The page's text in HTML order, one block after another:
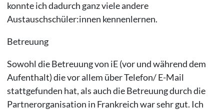
konnte ich dadurch ganz viele andere
Austauschschüler:innen kennenlernen.
Betreuung
Sowohl die Betreuung von iE (vor und während dem
Aufenthalt) die vor allem über Telefon/ E-Mail
stattgefunden hat, als auch die Betreuung durch die
Partnerorganisation in Frankreich war sehr gut. Ich